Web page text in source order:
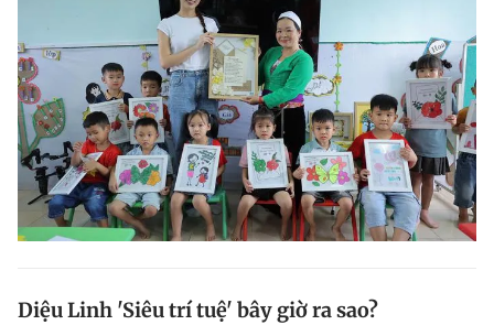
Giấy phép xuất bản số 110/GP - BTTTT cấp ngày 24.3.2020
© 2003-2026 Bản quyền thuộc về Báo Thanh Niên. Cấm sao chép
dưới mọi hình thức nếu không có sự chấp thuận bằng văn bản.
Phát triển bởi ePi Technologies, JSC.
Diệu Linh 'Siêu trí tuệ' bây giờ ra sao?